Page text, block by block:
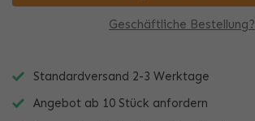
Geschäftliche Bestellung?
Standardversand 2-3 Werktage
Angebot ab 10 Stück anfordern